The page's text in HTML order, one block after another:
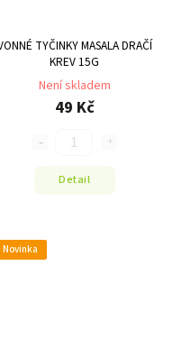
TYČINKY MASALA DRAČÍ
KREV 15G
Není skladem
49 Kč
Detail
Novinka